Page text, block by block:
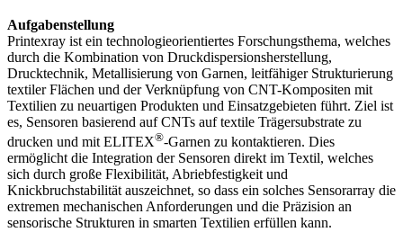
Aufgabenstellung
Printexray ist ein technologieorientiertes Forschungsthema, welches
durch die Kombination von Druckdispersionsherstellung,
Drucktechnik, Metallisierung von Garnen, leitfähiger Strukturierung
textiler Flächen und der Verknüpfung von CNT-Kompositen mit
Textilien zu neuartigen Produkten und Einsatzgebieten führt. Ziel ist
es, Sensoren basierend auf CNTs auf textile Trägersubstrate zu
drucken und mit ELITEX®-Garnen zu kontaktieren. Dies
ermöglicht die Integration der Sensoren direkt im Textil, welches
sich durch große Flexibilität, Abriebfestigkeit und
Knickbruchstabilität auszeichnet, so dass ein solches Sensorarray die
extremen mechanischen Anforderungen und die Präzision an
sensorische Strukturen in smarten Textilien erfüllen kann.